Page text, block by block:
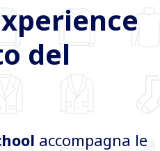
del
accompagna le